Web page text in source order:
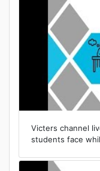
Victers channel
students face